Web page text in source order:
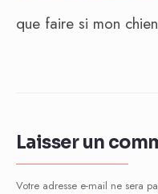
que faire si mon
Laisser un
Votre adresse e-mail ne sera